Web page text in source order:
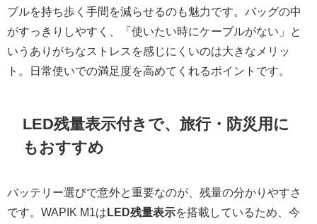
ブルを持ち歩く手間を減らせるのも魅力です。バッグの中
がすっきりしやすく、「使いたい時にケーブルがない」と
いうありがちなストレスを感じにくいのは大きなメリッ
ト。日常使いでの満足度を高めてくれるポイントです。
LED残量表示付きで、旅行・防災用に
もおすすめ
バッテリー選びで意外と重要なのが、残量の分かりやすさ
です。WAPIK M1は LED残量表示を搭載しているため、今